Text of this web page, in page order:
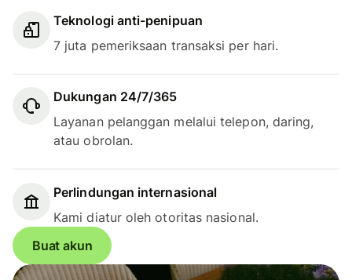
Teknologi anti-penipuan
7 juta pemeriksaan transaksi per hari.
Dukungan 24/7/365
Layanan pelanggan melalui telepon, daring,
atau obrolan.
Perlindungan internasional
Kami diatur oleh otoritas nasional.
Buat akun